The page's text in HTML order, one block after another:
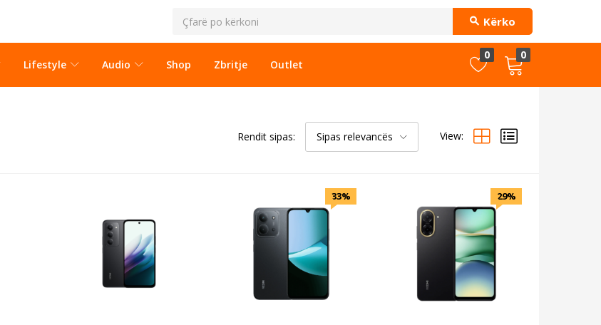
Kërko
Lifestyle Audio Shop Zbritje Outlet
0 0
Rendit sipas: Sipas relevancës View:
33% 29%